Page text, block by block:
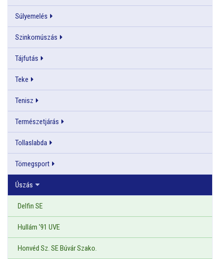
Súlyemelés
Szinkornúszás
Tájfutás
Teke
Tenisz
Természetjárás
Tollaslabda
Tömegsport
Úszás
Delfin SE
Hullám '91 UVE
Honvéd Sz. SE Búvár Szako.